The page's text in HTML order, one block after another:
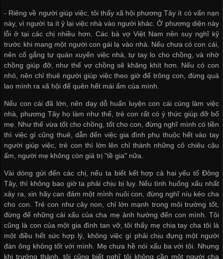
- Riêng về người giúp việc, tôi thấy xã hội phương Tây ít có vấn nạn
này, vì người ta ít ỷ lại việc nhà vào người khác. Ở phương diện này
lỗi ở tại các chị nhiều hơn. Các bà vợ Việt Nam nên suy nghĩ kỹ
trước khi mang một người con gái lạ vào nhà. Nếu chưa có con cái,
nên cố gắng tự quán xuyến việc nhà, tự tay lo cho chồng, và nhờ
chồng giúp đỡ, như thế vợ chồng sẽ khăng khít hơn. Nếu có con
nhỏ, nên chỉ thuê người giúp việc theo giờ để trông con, đừng quá
lao mình ra xã hội để quên hết mái ấm của mình.
Nếu con cái đã lớn, nên dạy dỗ huấn luyện con cái cùng làm việc
nhà, phương Tây họ làm như thế, trẻ con rất có ý thức giúp đỡ bố
mẹ. Như thế vừa tốt cho chồng, tốt cho con, đừng nghĩ mình có tiền
thì việc gì cũng thuê, dẫn đến việc gia đình phụ thuộc hết vào tay
người giúp việc, trẻ con thì lớn lên chỉ thành những cô chiêu cậu
ấm, người mẹ không còn giá trị "tề gia" nữa.
Vài dòng gửi đến các chị, nếu ta biết kết hợp cả hai yếu tố Đông
Tây, thì không bao giờ ta phải chịu bị lụy. Nếu tình huống xấu nhất
xảy ra, xin hãy can đảm một mình nuôi con, đừng nghĩ níu kéo cha
cho con. Trẻ con như cây non, chỉ lớn mạnh trong môi trường tốt,
đừng để những cái xấu của cha mẹ ảnh hưởng đến con mình. Tôi
cũng là con của một gia đình tan vỡ, tôi thấy mẹ chia tay cha tôi là
một điều hết sức hợp lý, không việc gì phải chịu đựng một người
đàn ông không tốt với mình. Mẹ chưa hề nói xấu ba với tôi. Nhưng
khi trưởng thành, tôi cũng biết nghĩ tôi không cần một người cha